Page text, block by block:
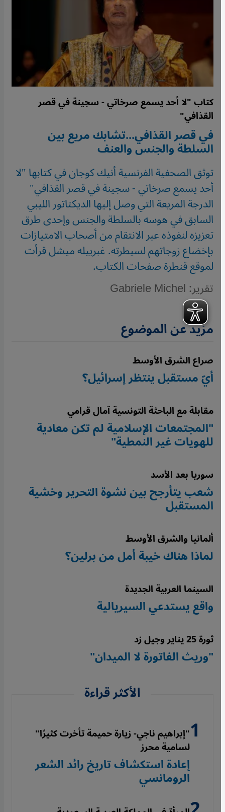
كتاب "لا أحد يسمع صرخاتي - سجينة في قصر
القذافي"
في قصر القذافي...تشابك مريع بين
السلطة والجنس والعنف
توثق الصحفية الفرنسية أنيك كوجان في كتابها "لا
أحد يسمع صرخاتي - سجينة في قصر القذافي"
الدرجة المريعة التي وصل إليها الديكتاتور الليبي
السابق في هوسه بالسلطة والجنس وإحدى طرق
تعزيزه لنفوذه عبر الانتقام من أصحاب الامتيازات
بإخضاع زوجاتهم لسيطرته. غبرييله ميشل قرأت
لموقع قنطرة صفحات الكتاب.
تقرير: Gabriele Michel
مزيد عن الموضوع
صراع الشرق الأوسط
أيّ مستقبل ينتظر إسرائيل؟
مقابلة مع الباحثة التونسية آمال قرامي
"المجتمعات الإسلامية لم تكن معادية
للهويات غير النمطية"
سوريا بعد الأسد
شعب يتأرجح بين نشوة التحرير وخشية
المستقبل
ألمانيا والشرق الأوسط
لماذا هناك خيبة أمل من برلين؟
السينما العربية الجديدة
واقع يستدعي السيريالية
ثورة 25 يناير وجيل زد
"وريث الفاتورة لا الميدان"
الأكثر قراءة
"إبراهيم ناجي- زيارة حميمة تأخرت كثيرًا"
لسامية محرز
إعادة استكشاف تاريخ رائد الشعر
الرومانسي